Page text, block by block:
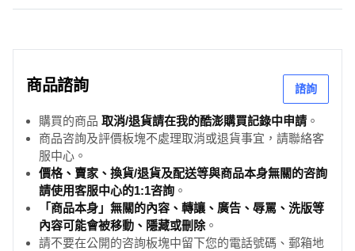
商品諮詢 諮詢
購買的商品 取消/退貨請在我的酷澎購買記錄中申請 。
商品咨詢及評價板塊不處理取消或退貨事宜，請聯絡客
服中心。
價格、賣家、換貨/退貨及配送等與商品本身無關的咨詢
請使用客服中心的1:1咨詢 。
「商品本身」無關的內容、轉讓、廣告、辱罵、洗版等
內容可能會被移動、隱藏或刪除。
請不要在公開的咨詢板塊中留下您的電話號碼、郵箱地